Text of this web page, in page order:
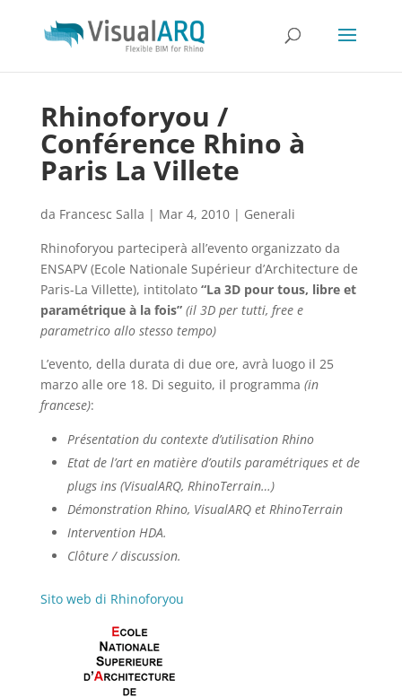
Rhinoforyou /
Conférence Rhino à
Paris La Villete
da Francesc Salla | Mar 4, 2010| Generali
Rhinoforyou parteciperà all’evento organizzato da
ENSAPV (Ecole Nationale Supérieur d’Architecture de
Paris-La Villette), intitolato “La 3D pour tous, libre et
paramétrique à la fois” (il 3D per tutti, free e
parametrico allo stesso tempo)
L’evento, della durata di due ore, avrà luogo il 25
marzo alle ore 18. Di seguito, il programma (in
francese):
Présentation du contexte d’utilisation Rhino
Etat de l’art en matière d’outils paramétriques et de
plugs ins (VisualARQ, RhinoTerrain…)
Démonstration Rhino, VisualARQ et RhinoTerrain
Intervention HDA.
Clôture / discussion.
Sito web di Rhinoforyou